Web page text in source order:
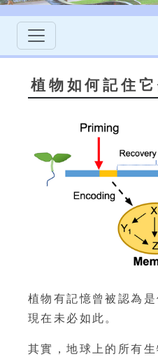
植物如何記住
植物有記憶曾被認為
現在未必如此。
其實，地球上的所有